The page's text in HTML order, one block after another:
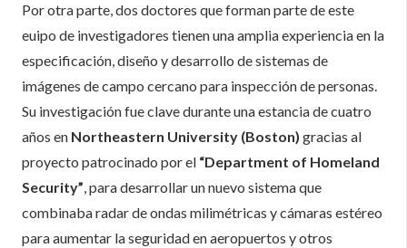
Por otra parte, dos doctores que forman parte de este
euipo de investigadores tienen una amplia experiencia en la
especificación, diseño y desarrollo de sistemas de
imágenes de campo cercano para inspección de personas.
Su investigación fue clave durante una estancia de cuatro
años en Northeastern University (Boston) gracias al
proyecto patrocinado por el “Department of Homeland
Security”, para desarrollar un nuevo sistema que
combinaba radar de ondas milimétricas y cámaras estéreo
para aumentar la seguridad en aeropuertos y otros